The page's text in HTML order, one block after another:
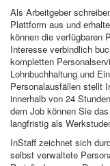
Als Arbeitgeber
Plattform aus und
können die verfügbaren
Interesse verbindlich
kompletten
Lohnbuchhaltung und
Personalausfällen stellt
innerhalb von 24
dem Job können Sie
langfristig als
InStaff zeichnet sich
selbst verwaltete